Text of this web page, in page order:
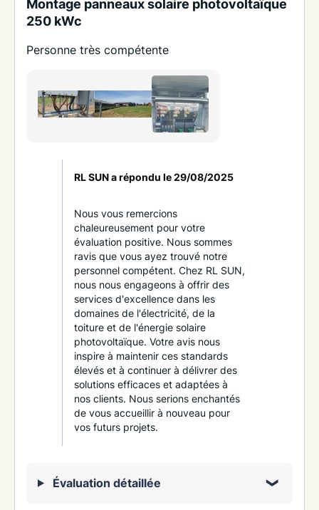
Montage panneaux solaire photovoltaïque
250 kWc
Personne très compétente
RL SUN a répondu le29/08/2025
Nous vous remercions
chaleureusement pour votre
évaluation positive. Nous sommes
ravis que vous ayez trouvé notre
personnel compétent. Chez RL SUN,
nous nous engageons à offrir des
services d'excellence dans les
domaines de l'électricité, de la
toiture et de l'énergie solaire
photovoltaïque. Votre avis nous
inspire à maintenir ces standards
élevés et à continuer à délivrer des
solutions efficaces et adaptées à
nos clients. Nous serions enchantés
de vous accueillir à nouveau pour
vos futurs projets.
Évaluation détaillée